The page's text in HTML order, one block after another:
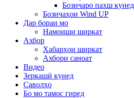
Бозичаро пахш кунед
Бозичаҳои Wind UP
Дар бораи мо
Намоиши ширкат
Ахбор
Хабарҳои ширкат
Ахбори саноат
Видео
Зеркашӣ кунед
Саволҳо
Бо мо тамос гиред